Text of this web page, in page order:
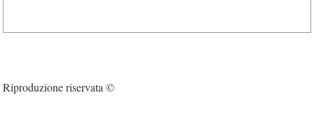
Riproduzione riservata ©